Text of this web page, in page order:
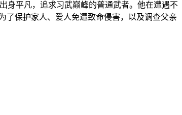
身平凡，追求习武巅峰的普通武者。他在遭遇不
了保护家人、爱人免遭致命侵害，以及调查父亲